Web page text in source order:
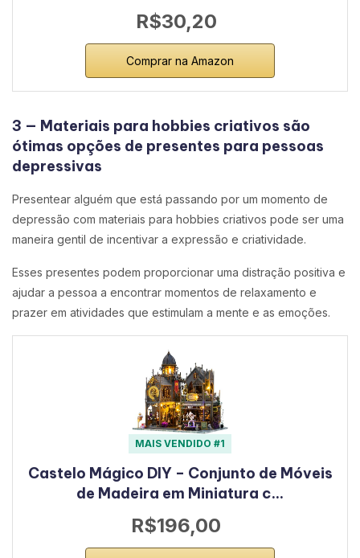
R$30,20
Comprar na Amazon
3 — Materiais para hobbies criativos são
ótimas opções de presentes para pessoas
depressivas
Presentear alguém que está passando por um momento de
depressão com materiais para hobbies criativos pode ser uma
maneira gentil de incentivar a expressão e criatividade.
Esses presentes podem proporcionar uma distração positiva e
ajudar a pessoa a encontrar momentos de relaxamento e
prazer em atividades que estimulam a mente e as emoções.
MAIS VENDIDO #1
Castelo Mágico DIY – Conjunto de Móveis
de Madeira em Miniatura c…
R$196,00